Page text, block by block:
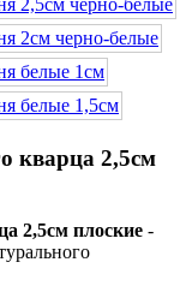
кварца 2,5см
2,5см плоские -